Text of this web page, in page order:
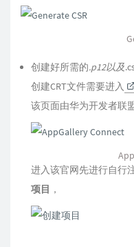
创建好所需的.p12以及
创建CRT文件需要进入
该页面由华为开发者联
进入该官网先进行自行
项目 ，